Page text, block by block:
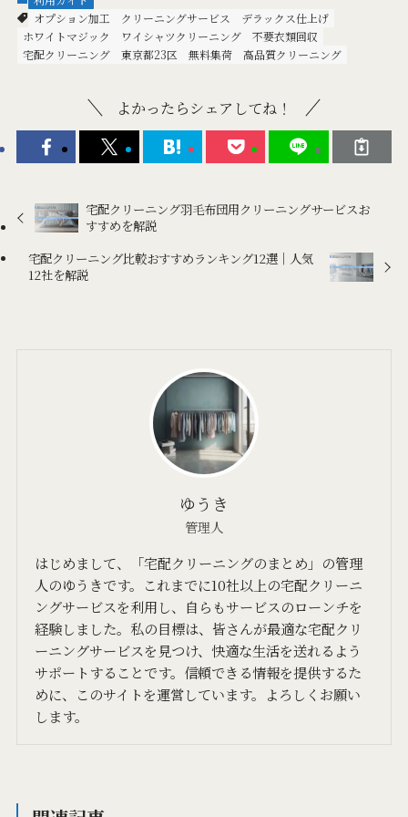
オプション加工
クリーニングサービス
デラックス仕上げ
ホワイトマジック
ワイシャツクリーニング
不要衣類回収
宅配クリーニング
東京都23区 無料集荷 高品質クリーニング
よかったらシェアしてね！
宅配クリーニング羽毛布団用クリーニングサービスお
すすめを解説
宅配クリーニング比較おすすめランキング12選｜人気
12社を解説
ゆうき
管理人
はじめまして、「宅配クリーニングのまとめ」の管理
人のゆうきです。これまでに10社以上の宅配クリーニ
ングサービスを利用し、自らもサービスのローンチを
経験しました。私の目標は、皆さんが最適な宅配クリ
ーニングサービスを見つけ、快適な生活を送れるよう
サポートすることです。信頼できる情報を提供するた
めに、このサイトを運営しています。よろしくお願い
します。